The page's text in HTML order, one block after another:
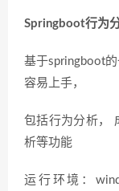
Springboot行为
基于springboot
容易上手，
包括行为分析，
析等功能
运行环境：